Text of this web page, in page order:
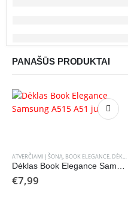
PANAŠŪS PRODUKTAI
ATVERČIAMI Į ŠONĄ, BOOK ELEGANCE, DĖKLAI
Dėklas Book Elegance Samsung A515 A51 juodas
€7,99